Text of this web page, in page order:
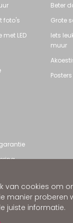
van cookies om
manier proberen
juiste informatie.
foto's
LED
Beter
Grote
Iets
muur